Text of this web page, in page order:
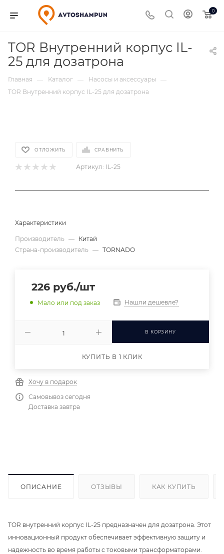
0
TOR Внутренний корпус IL-
25 для дозатрона
Главная — Каталог — Насосы и аксессуары
—
TOR Внутренний корпус IL-25 для дозатрона
ОТЛОЖИТЬ СРАВНИТЬ
Артикул: IL-25
Характеристики
Производитель — Китай
Страна-производитель — TORNADO
226 руб./шт
Мало или под заказ Нашли дешевле?
В КОРЗИНУ
КУПИТЬ В 1 КЛИК
Хочу в подарок
Самовывоз сегодня
Доставка завтра
ОПИСАНИЕ ОТЗЫВЫ КАК КУПИТЬ
TOR внутренний корпус IL-25 предназначен для дозатрона. Этот
инновационный продукт обеспечивает эффективную защиту и
надежность во время работы с токовыми трансформаторами.